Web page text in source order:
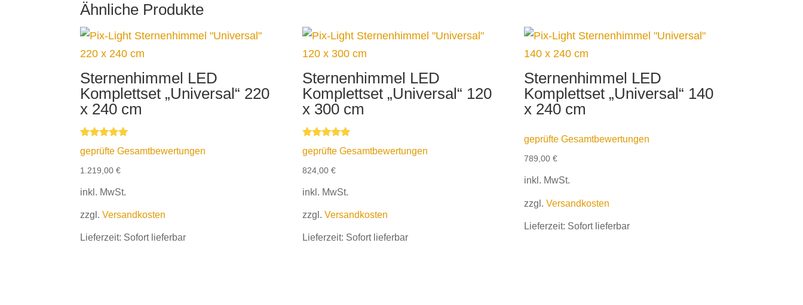
Ähnliche Produkte
Sternenhimmel LED
Komplettset „Universal“ 220
x 240 cm
Bewertet mit
5.00
geprüfte Gesamtbewertungen
1.219,00€
inkl. MwSt.
zzgl.Versandkosten
Lieferzeit: Sofort lieferbar
Sternenhimmel LED
Komplettset „Universal“ 120
x 300 cm
Bewertet mit
5.00
geprüfte Gesamtbewertungen
824,00 €
inkl. MwSt.
zzgl. Versandkosten
Lieferzeit: Sofort lieferbar
Sternenhimmel LED
Komplettset „Universal“ 140
x 240 cm
geprüfte Gesamtbewertungen
789,00€
inkl. MwSt.
zzgl.Versandkosten
Lieferzeit: Sofort lieferbar